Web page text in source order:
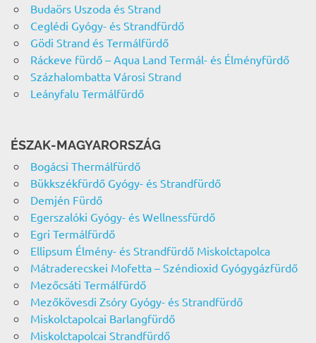
Budaörs Uszoda és Strand
Ceglédi Gyógy- és Strandfürdő
Gödi Strand és Termálfürdő
Ráckeve fürdő – Aqua Land Termál- és Élményfürdő
Százhalombatta Városi Strand
Leányfalu Termálfürdő
ÉSZAK-MAGYARORSZÁG
Bogácsi Thermálfürdő
Bükkszékfürdő Gyógy- és Strandfürdő
Demjén Fürdő
Egerszalóki Gyógy- és Wellnessfürdő
Egri Termálfürdő
Ellipsum Élmény- és Strandfürdő Miskolctapolca
Mátraderecskei Mofetta – Széndioxid Gyógygázfürdő
Mezőcsáti Termálfürdő
Mezőkövesdi Zsóry Gyógy- és Strandfürdő
Miskolctapolcai Barlangfürdő
Miskolctapolcai Strandfürdő